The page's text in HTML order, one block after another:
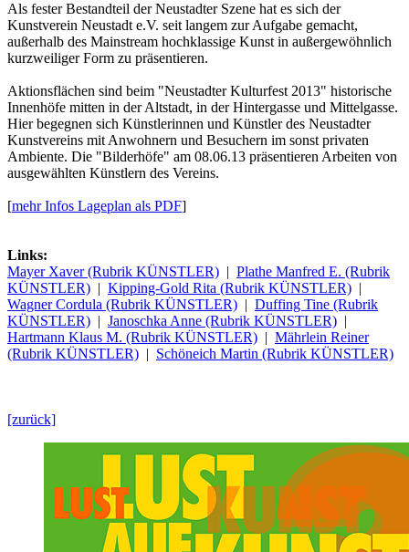
Als fester Bestandteil der Neustadter Szene hat es sich der
Kunstverein Neustadt e.V. seit langem zur Aufgabe gemacht,
außerhalb des Mainstream hochklassige Kunst in außergewöhnlich
kurzweiliger Form zu präsentieren.
Aktionsflächen sind beim "Neustadter Kulturfest 2013" historische
Innenhöfe mitten in der Altstadt, in der Hintergasse und Mittelgasse.
Hier begegnen sich Künstlerinnen und Künstler des Neustadter
Kunstvereins mit Anwohnern und Besuchern im sonst privaten
Ambiente. Die "Bilderhöfe" am 08.06.13 präsentieren Arbeiten von
ausgewählten Künstlern des Vereins.
[mehr Infos Lageplan als PDF]
Links:
Mayer Xaver (Rubrik KÜNSTLER) | Plathe Manfred E. (Rubrik
KÜNSTLER) | Kipping-Gold Rita (Rubrik KÜNSTLER) |
Wagner Cordula (Rubrik KÜNSTLER) | Duffing Tine (Rubrik
KÜNSTLER) | Janoschka Anne (Rubrik KÜNSTLER) |
Hartmann Klaus M. (Rubrik KÜNSTLER) | Mährlein Reiner
(Rubrik KÜNSTLER) | Schöneich Martin (Rubrik KÜNSTLER)
[zurück]